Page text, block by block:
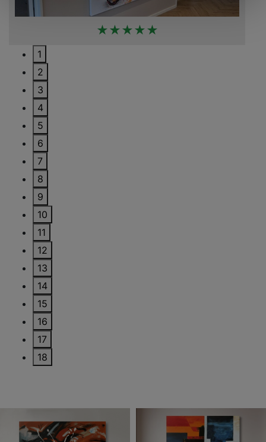
★★★★★
1
2
3
4
5
6
7
8
9
10
11
12
13
14
15
16
17
18